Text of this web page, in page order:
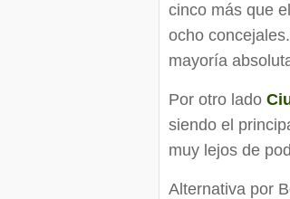
cinco más que
ocho
mayoría
Por otro lado
siendo el
muy lejos de
Alternativa por